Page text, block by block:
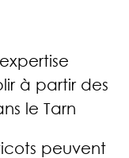
à partir des
le Tarn
peuvent